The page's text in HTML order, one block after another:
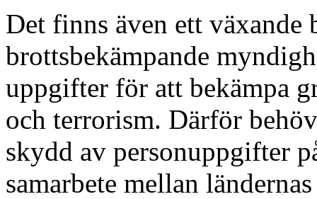
Det finns även ett växande
brottsbekämpande
uppgifter för att bekämpa
och terrorism. Därför
skydd av personuppgifter
samarbete mellan